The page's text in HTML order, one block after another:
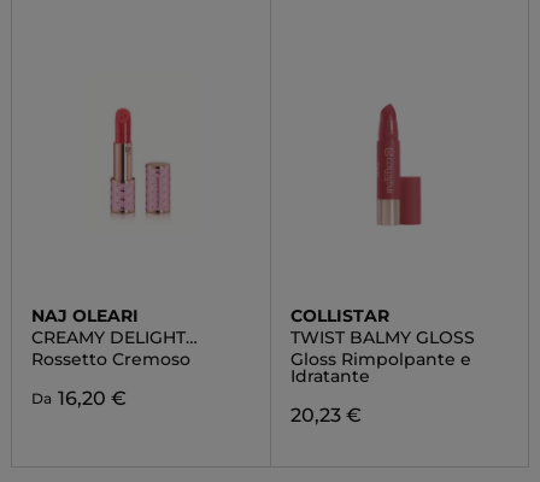
NAJ OLEARI
CREAMY DELIGHT
LIPSTICK
Rossetto Cremoso
Da 16,20 €
COLLISTAR
TWIST BALMY GLOSS
Gloss Rimpolpante e
Idratante
20,23 €